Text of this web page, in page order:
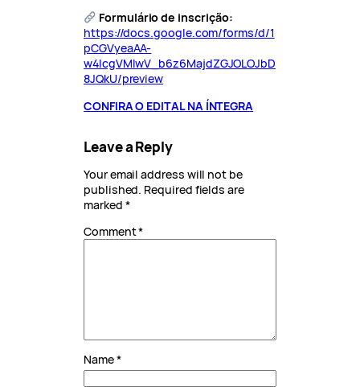
Formulário de inscrição:
https://docs.google.com/forms/d/1
pCGVyeaAA-
w4lcgVMIwV_b6z6MajdZGJOLOJbD
8JQkU/preview
CONFIRA O EDITAL NA ÍNTEGRA
Leave a Reply
Your email address will not be
published. Required fields are
marked *
Comment*
Name*